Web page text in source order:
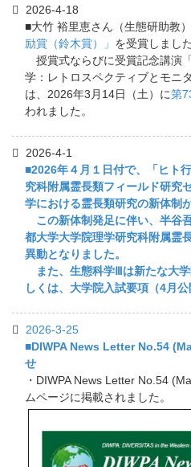
2026-4-18
■大竹 裕里恵さん（生態研助教
励賞（鈴木賞）」 を受賞しました
授賞式ならびに受賞記念講演
学：レトロスペクティブとモニ
は、2026年3月14日（土）に第
われました。
2026-4-1
■2026年４月１日付で、「ヒト
究科附属霊長類フィールド研究
学における霊長類研究の新体制
この新体制発足に伴い、半谷
都大学大学院理学研究科附属霊
異動となりました。
また、生態科学Ⅲは新たな大
しくは、大学院入試要項（4月
2026-3-25
■DIWPA News Letter No.54
せ
・DIWPA News Letter No.54
ムページに掲載されました。